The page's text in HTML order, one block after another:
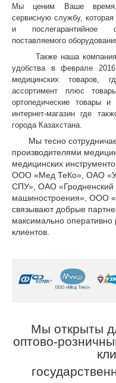
Мы ценим Ваше
сервисную службу,
и послегарантийное
поставляемого
Также наша компания
удобства в феврале
медицинских товаров,
ассортимент плюс
ортопедические товары
интернет-магазин где
города Казахстана.
Мы тесно
производителями
медицинских
ООО «Мед ТеКо», ОАО
СПУ», ОАО «Гродненский
машиностроения», ООО
связывают добрые
максимально оперативно
клиентов.
Мы открыты
оптово-